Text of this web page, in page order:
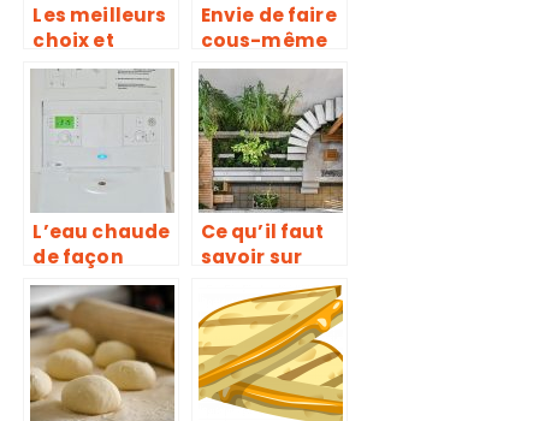
Les meilleurs
choix et
conseils sur
les
hygromètres
Envie de faire
cous-même
votre propre
bière ? Nous
avons ce qu’il
vous faut
L’eau chaude
de façon
automatique,
sans
consommati
on abusive
d’énergie
Ce qu’il faut
savoir sur